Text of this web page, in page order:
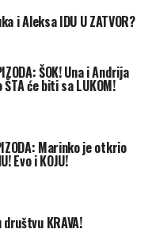
i Aleksa IDU U ZATVOR?
ŠOK! Una i Andrija
ŠTA će biti sa LUKOM!
Marinko je otkrio
Evo i KOJU!
društvu KRAVA!